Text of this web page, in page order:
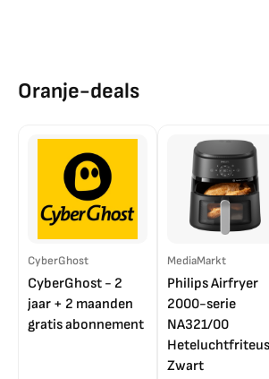
Oranje-deals
CyberGhost
CyberGhost - 2
jaar + 2 maanden
gratis abonnement
MediaMarkt
Philips Airfryer
2000-serie
NA321/00
Zwart